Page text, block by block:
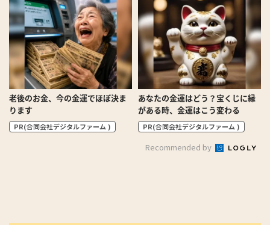
老後のお金、今の金運でほぼ決ま
ります
PR(合同会社デジタルファーム )
あなたの金運はどう？宝くじに縁
がある時、金運はこう変わる
PR(合同会社デジタルファーム )
Recommended by